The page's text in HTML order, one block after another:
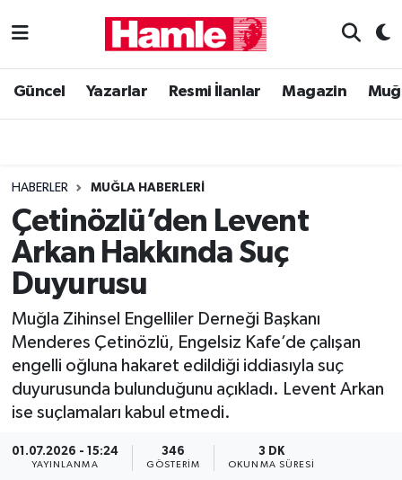
Güncel Yazarlar Resmi İlanlar Magazin
HABERLER MUĞLA HABERLERI
Çetinözlü’den Levent
Arkan Hakkında Suç
Duyurusu
Muğla Zihinsel Engelliler Derneği Başkanı
Menderes Çetinözlü, Engelsiz Kafe’de çalışan
engelli oğluna hakaret edildiği iddiasıyla suç
duyurusunda bulunduğunu açıkladı. Levent Arkan
ise suçlamaları kabul etmedi.
01.07.2026 - 15:24
YAYINLANMA
346
GÖSTERIM
3 DK
OKUNMA SÜRESI
Güncel
Magazin
Muğla Haber
Siyaset
Muğla Nöbetçi Eczaneler
Muğla Trafik Yoğunluk Haritası
Süper Lig Puan Durumu ve Fikstür
Tüm Manşetler
Son Dakika Haberleri
Haber Arşivi